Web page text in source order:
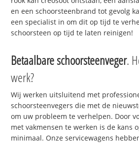
en een schoorsteenbrand tot gevolg
een specialist in om dit op tijd te
schoorsteen op tijd te laten reinigen!
Betaalbare schoorsteenveger.
werk?
Wij werken uitsluitend met
schoorsteenvegers die met de
om uw probleem te verhelpen. Door
met vakmensen te werken is de kans
minimaal. Onze servicewagens